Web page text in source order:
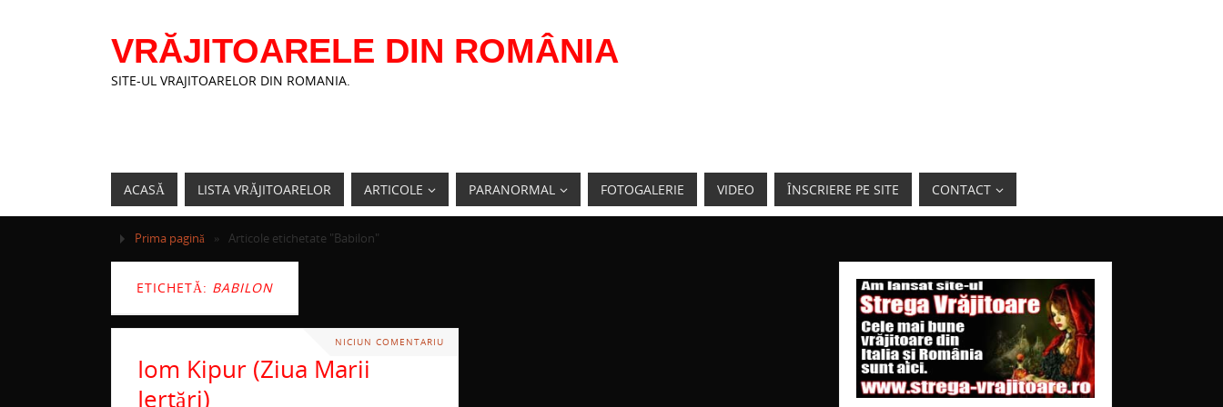
VRĂJITOARELE DIN ROMÂNIA
SITE-UL VRAJITOARELOR DIN ROMANIA.
ACASĂ LISTA VRĂJITOARELOR ARTICOLE PARANORMAL FOTOGALERIE VIDEO ÎNSCRIERE PE SITE CONTACT
Prima pagină » Articole etichetate "Babilon"
ETICHETĂ: BABILON
NICIUN COMENTARIU
Iom Kipur (Ziua Marii
Iertări)